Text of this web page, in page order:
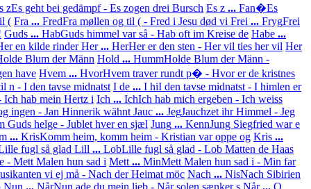
zEs geht bei gedämpf - Es zogen drei Bursch Es z ... Fan�Es
( Fra ... FredFra møllen og til ( - Fred i Jesu død vi Frei ... FrygFrei
Guds ... HabGuds himmel var så - Hab oft im Kreise de Habe ...
en kilde rinderHer... HerHer er den sten - Her vil ties her vil Her
Blum der Männ Hold ... HummHolde Blum der Männ -
have Hvem ... HvorHvem traver rundt p� - Hvor er de kristnes
n - I den tavse midnatst I de ... I hiI den tavse midnatst - I himlen er
Ich hab mein Hertz i Ich ... IchIch hab mich ergeben - Ich weiss
ingen - Jan Hinnerik wähnt Jauc ... JegJauchzet ihr Himmel - Jeg
Guds helge - Jublet hver en sjæl Jung ... KennJung Siegfried war e
... KrisKomm heim, komm heim - Kristian var oppe og Kris ...
fugl så glad Lill ... LobLille fugl så glad - Lob Matten de Haas
- Mett Malen hun sad i Mett ... MinMett Malen hun sad i - Min far
vi ej må - Nach der Heimat möc Nach ... NisNach Sibirien
Nun ... NårNun ade du mein lieb - Når solen sænker s Når... O